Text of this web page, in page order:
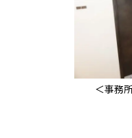
＜事務